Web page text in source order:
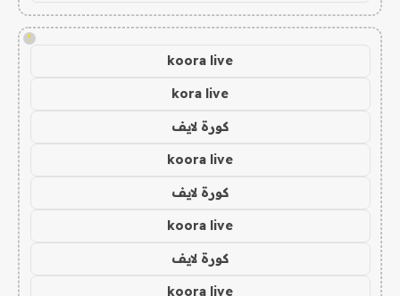
!
koora live
kora live
كورة لايف
koora live
كورة لايف
koora live
كورة لايف
koora live